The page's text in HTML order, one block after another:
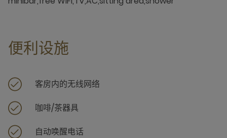
便利设施
客房内的无线网络
咖啡/茶器具
自动唤醒电话